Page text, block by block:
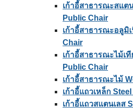
เก้าอี้สาธารณะสแต
Public Chair
เก้าอี้สาธารณะอลูมิ
Chair
เก้าอี้สาธารณะไม้เ
Public Chair
เก้าอี้สาธารณะไม้
เก้าอี้แถวเหล็ก
เก้าอี้แถวสแตนเลส